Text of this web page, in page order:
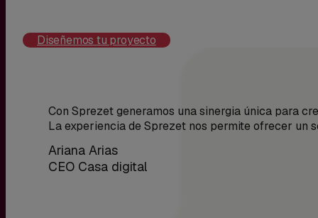
Diseñemos tu proyecto
Con Sprezet generamos una sinergia única para
La experiencia de Sprezet nos permite ofrecer un
Ariana Arias
CEO Casa digital